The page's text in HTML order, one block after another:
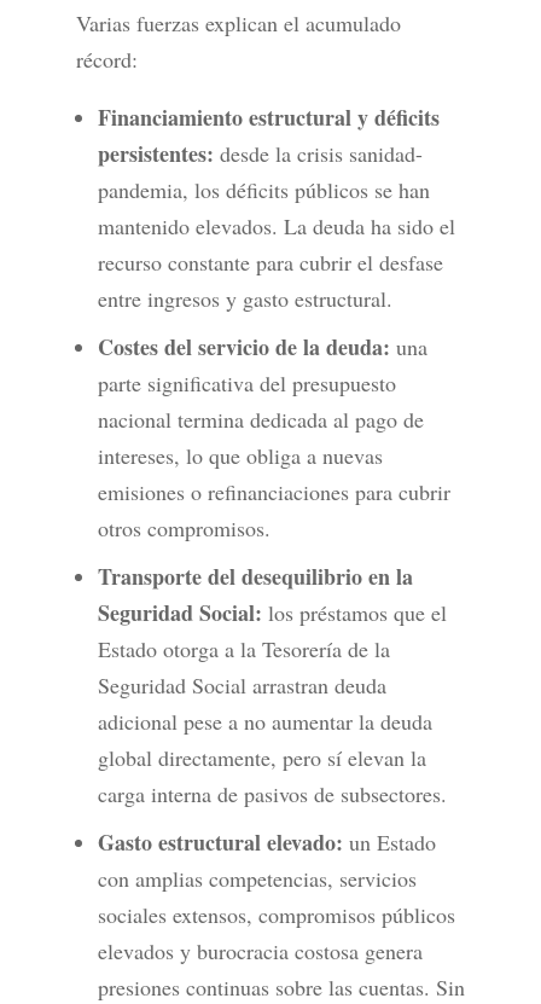
Varias fuerzas explican el acumulado
récord:
Financiamiento estructural y déficits
persistentes: desde la crisis sanidad-
pandemia, los déficits públicos se han
mantenido elevados. La deuda ha sido el
recurso constante para cubrir el desfase
entre ingresos y gasto estructural.
Costes del servicio de la deuda: una
parte significativa del presupuesto
nacional termina dedicada al pago de
intereses, lo que obliga a nuevas
emisiones o refinanciaciones para cubrir
otros compromisos.
Transporte del desequilibrio en la
Seguridad Social: los préstamos que el
Estado otorga a la Tesorería de la
Seguridad Social arrastran deuda
adicional pese a no aumentar la deuda
global directamente, pero sí elevan la
carga interna de pasivos de subsectores.
Gasto estructural elevado: un Estado
con amplias competencias, servicios
sociales extensos, compromisos públicos
elevados y burocracia costosa genera
presiones continuas sobre las cuentas. Sin